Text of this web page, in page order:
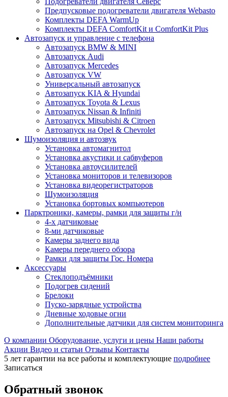
Предпусковые подогреватели двигателя Webasto
Комплекты DEFA WarmUp
Комплекты DEFA ComfortKit и ComfortKit Plus
Автозапуск и управление с телефона
Автозапуск BMW & MINI
Автозапуск Audi
Автозапуск Mercedes
Автозапуск VW
Универсальный автозапуск
Автозапуск KIA & Hyundai
Автозапуск Toyota & Lexus
Автозапуск Nissan & Infiniti
Автозапуск Mitsubishi & Citroen
Автозапуск на Opel & Chevrolet
Шумоизоляция и автозвук
Установка автомагнитол
Установка акустики и сабвуферов
Установка автоусилителей
Установка мониторов и телевизоров
Установка видеорегистраторов
Шумоизоляция
Установка бортовых компьютеров
Парктроники, камеры, рамки для защиты г/н
4-х датчиковые
8-ми датчиковые
Камеры заднего вида
Камеры переднего обзора
Рамки для защиты Гос. Номера
Аксессуары
Стеклоподъёмники
Подогрев сидений
Брелоки
Пуско-зарядные устройства
Дневные ходовые огни
Дополнительные датчики для систем мониторинга
О компании Оборудование, услуги и цены Наши работы
Акции Видео и статьи Отзывы Контакты
5 лет гарантии на все работы и комплектующие подробнее
Записаться
Обратный звонок